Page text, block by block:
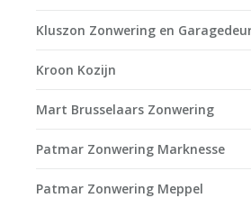
Kluszon Zonwering en
Kroon Kozijn
Mart Brusselaars Zonwering
Patmar Zonwering Marknesse
Patmar Zonwering Meppel